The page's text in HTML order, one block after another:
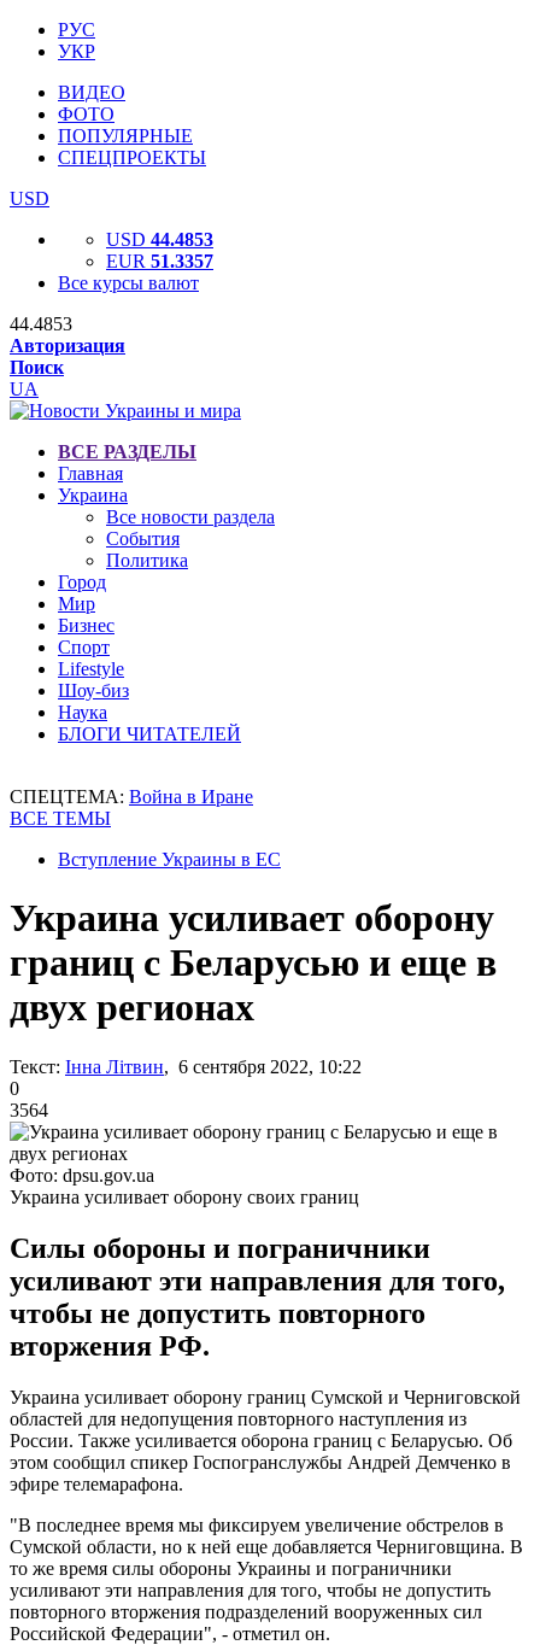
РУС
УКР
ВИДЕО
ФОТО
ПОПУЛЯРНЫЕ
СПЕЦПРОЕКТЫ
USD
USD 44.4853
EUR 51.3357
Все курсы валют
44.4853
Авторизация
Поиск
UA
ВСЕ РАЗДЕЛЫ
Главная
Украина
Все новости раздела
События
Политика
Город
Мир
Бизнес
Спорт
Lifestyle
Шоу-биз
Наука
БЛОГИ ЧИТАТЕЛЕЙ
СПЕЦТЕМА: Война в Иране
ВСЕ ТЕМЫ
Вступление Украины в ЕС
Украина усиливает оборону
границ с Беларусью и еще в
двух регионах
Текст: Інна Літвин, 6 сентября 2022, 10:22
0
3564
Фото: dpsu.gov.ua
Украина усиливает оборону своих границ
Силы обороны и пограничники
усиливают эти направления для того,
чтобы не допустить повторного
вторжения РФ.
Украина усиливает оборону границ Сумской и Черниговской
областей для недопущения повторного наступления из
России. Также усиливается оборона границ с Беларусью. Об
этом сообщил спикер Госпогранслужбы Андрей Демченко в
эфире телемарафона.
"В последнее время мы фиксируем увеличение обстрелов в
Сумской области, но к ней еще добавляется Черниговщина. В
то же время силы обороны Украины и пограничники
усиливают эти направления для того, чтобы не допустить
повторного вторжения подразделений вооруженных сил
Российской Федерации", - отметил он.